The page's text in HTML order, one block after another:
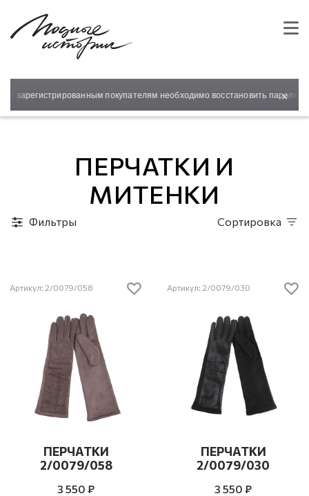
покупателям необходимо восстановить пароль для
×
ПЕРЧАТКИ И
МИТЕНКИ
Фильтры Сортировка
Артикул: 2/0079/058
ПЕРЧАТКИ
2/0079/058
3 550 ₽
Артикул: 2/0079/030
ПЕРЧАТКИ
2/0079/030
3 550 ₽